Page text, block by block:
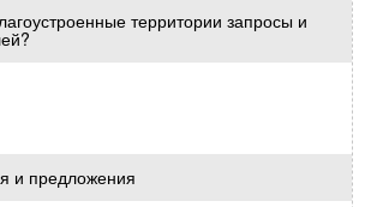
территории запросы и
и предложения